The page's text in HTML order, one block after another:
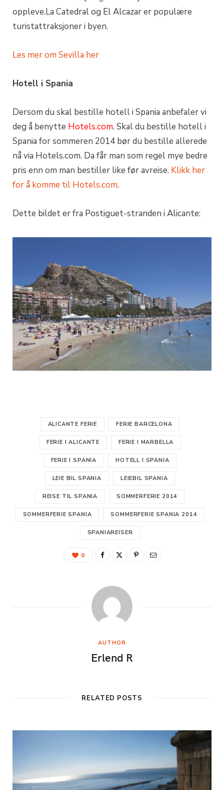
oppleve.La Catedral og El Alcazar er populære
turistattraksjoner i byen.
Les mer om Sevilla her
Hotell i Spania
Dersom du skal bestille hotell i Spania anbefaler vi
deg å benytte Hotels.com. Skal du bestille hotell i
Spania for sommeren 2014 bør du bestille allerede
nå via Hotels.com. Da får man som regel mye bedre
pris enn om man bestiller like før avreise. Klikk her
for å komme til Hotels.com.
Dette bildet er fra Postiguet-stranden i Alicante:
ALICANTE FERIE FERIE BARCELONA
FERIE I ALICANTE FERIE I MARBELLA
FERIE I SPANIA HOTELL I SPANIA
LEIE BIL SPANIA LEIEBIL SPANIA
REISE TIL SPANIA SOMMERFERIE 2014
SOMMERFERIE SPANIA SOMMERFERIE SPANIA 2014
SPANIAREISER
0
AUTHOR
Erlend R
RELATED POSTS